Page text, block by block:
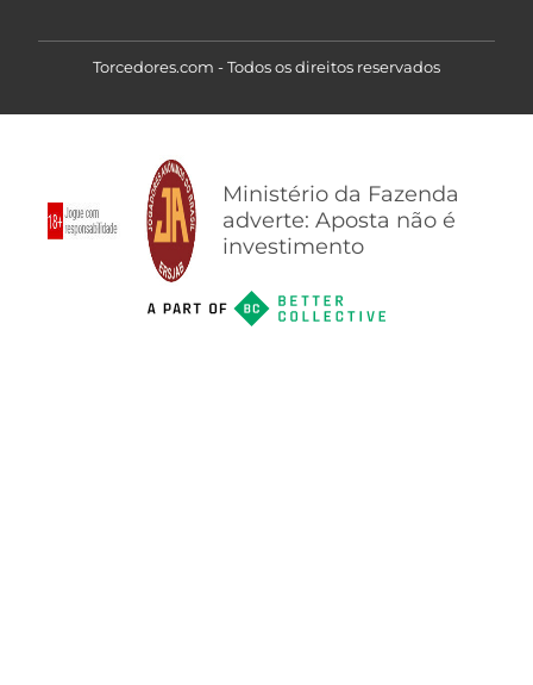
Torcedores.com - Todos os direitos reservados
Ministério da Fazenda
adverte: Aposta não é
investimento